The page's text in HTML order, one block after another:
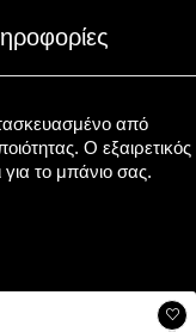
από
Ο εξαιρετικός
για το μπάνιο σας.